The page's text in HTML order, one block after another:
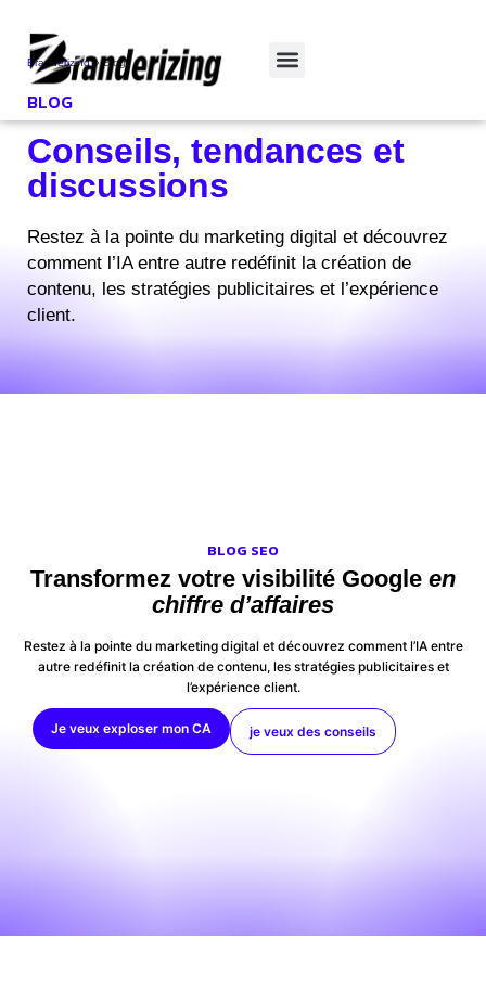
Branderizing»Blog
BLOG
Conseils, tendances et
discussions
Restez à la pointe du marketing digital et découvrez
comment l’IA entre autre redéfinit la création de
contenu, les stratégies publicitaires et l’expérience
client.
BLOG SEO
Transformez votre visibilité Google en
chiffre d’affaires
Restez à la pointe du marketing digital et découvrez comment l’IA entre
autre redéfinit la création de contenu, les stratégies publicitaires et
l’expérience client.
Je veux exploser mon CA je veux des conseils